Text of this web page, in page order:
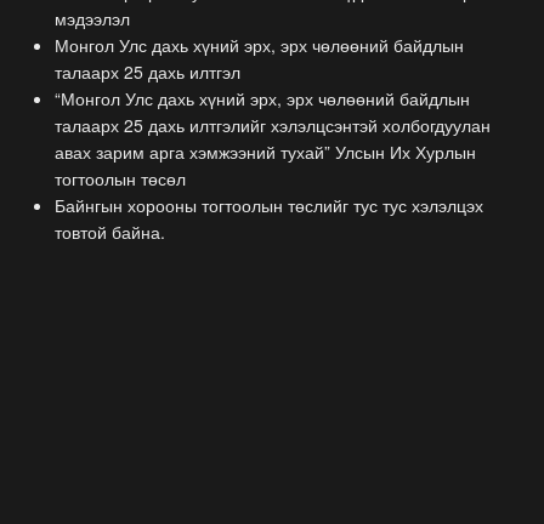
мэдээлэл
Монгол Улс дахь хүний эрх, эрх чөлөөний байдлын
талаарх 25 дахь илтгэл
“Монгол Улс дахь хүний эрх, эрх чөлөөний байдлын
талаарх 25 дахь илтгэлийг хэлэлцсэнтэй холбогдуулан
авах зарим арга хэмжээний тухай” Улсын Их Хурлын
тогтоолын төсөл
Байнгын хорооны тогтоолын төслийг тус тус хэлэлцэх
товтой байна.